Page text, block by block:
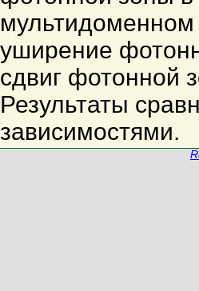
мультидоменном
уширение
сдвиг фотонной
Результаты
зависимостями.